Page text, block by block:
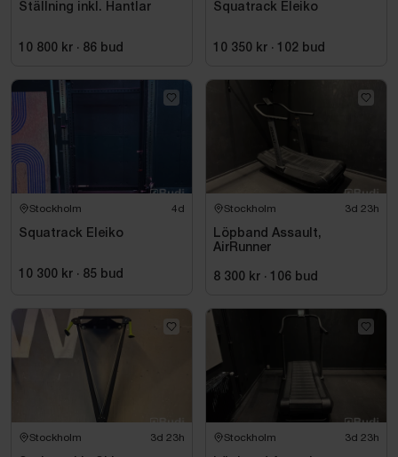
Ställning inkl. Hantlar
10 800 kr · 86 bud
Squatrack Eleiko
10 350 kr · 102 bud
Stockholm 4d
Squatrack Eleiko
10 300 kr · 85 bud
Stockholm 3d 23h
Löpband Assault,
AirRunner
8 300 kr · 106 bud
Stockholm 3d 23h Stockholm 3d 23h